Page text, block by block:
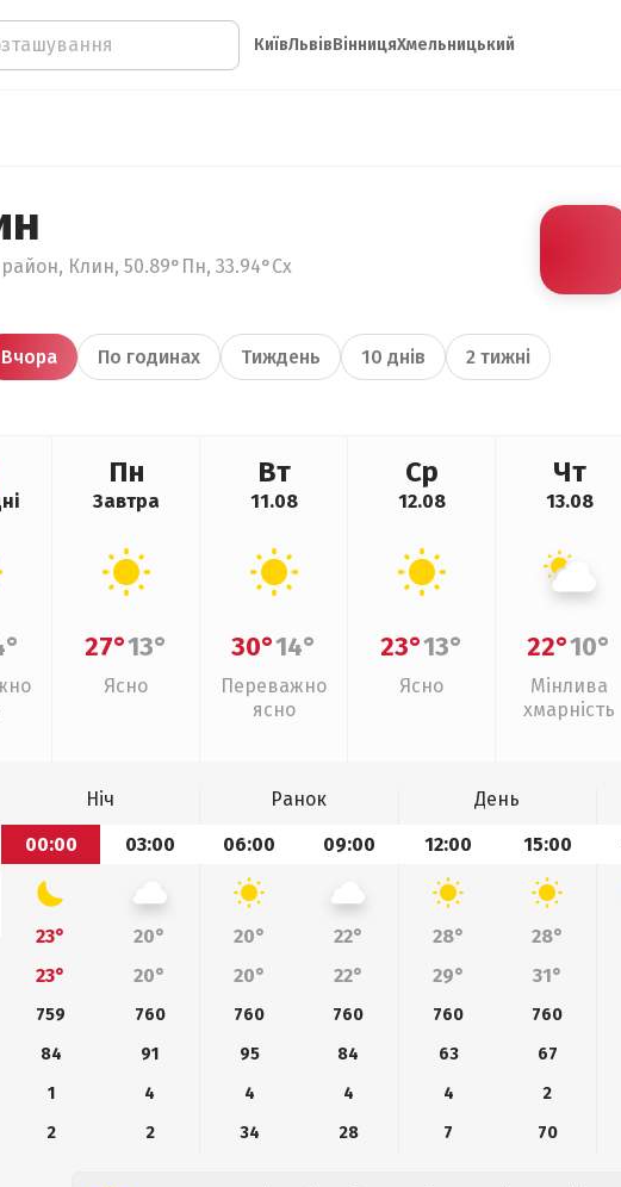
КиївЛьвівВінницяХмельницький
Клин, 50.89°Пн, 33.94°Сх
Вчора По годинах Тиждень 10 днів 2 тижні
Пн
Завтра
27°13°
Ясно
Вт
11.08
30°14°
Переважно
ясно
Ср
12.08
23°13°
Ясно
Чт
13.08
22°10°
Мінлива
хмарність
Ніч Ранок День
00:00
03:00 06:00 09:00 12:00 15:00
23° 20° 20° 22° 28° 28°
23°
20° 20° 22° 29° 31°
759 760 760 760 760 760
84
91 95 84 63 67
1
4 4 4 4 2
2
2 34 28 7 70